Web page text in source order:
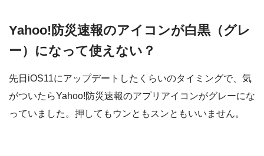
Yahoo!防災速報のアイコンが白黒（グレ
ー）になって使えない？
先日iOS11にアップデートしたくらいのタイミングで、気
がついたらYahoo!防災速報のアプリアイコンがグレーにな
っていました。押してもウンともスンともいいません。